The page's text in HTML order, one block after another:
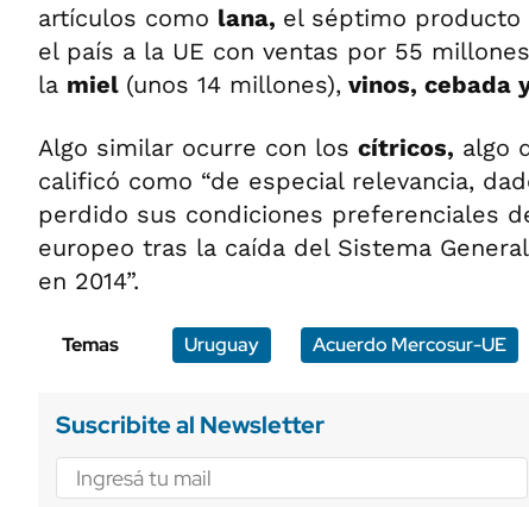
artículos como lana, el séptimo producto
el país a la UE con ventas por 55
la miel (unos 14 millones), vinos, cebada
Algo similar ocurre con los cítricos, algo
calificó como “de especial relevancia,
perdido sus condiciones preferenciales
europeo tras la caída del Sistema
en 2014”.
Temas Uruguay Acuerdo Mercosur-UE
Suscribite al Newsletter